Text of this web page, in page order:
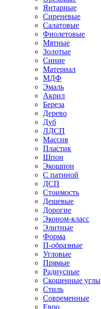
Янтарные
Сиреневые
Салатовые
Фиолетовые
Мятные
Золотые
Синие
Материал
МДФ
Эмаль
Акрил
Береза
Дерево
Дуб
ЛДСП
Массив
Пластик
Шпон
Экошпон
С патиной
ДСП
Стоимость
Дешевые
Дорогие
Эконом-класс
Элитные
Форма
П-образные
Угловые
Прямые
Радиусные
Скошенные углы
Стиль
Современные
Евро